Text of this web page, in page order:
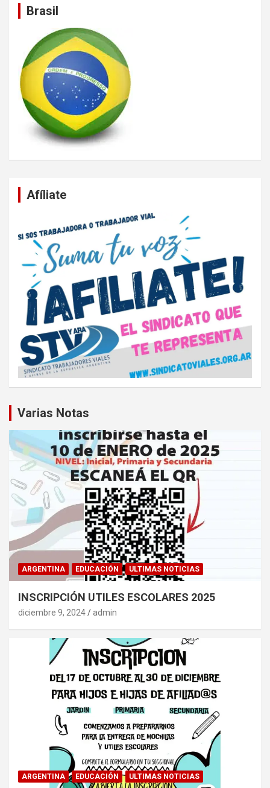
Brasil
Afíliate
Varias Notas
ARGENTINA EDUCACIÓN ULTIMAS NOTICIAS
INSCRIPCIÓN UTILES ESCOLARES 2025
diciembre 9, 2024 admin
ARGENTINA EDUCACIÓN ULTIMAS NOTICIAS